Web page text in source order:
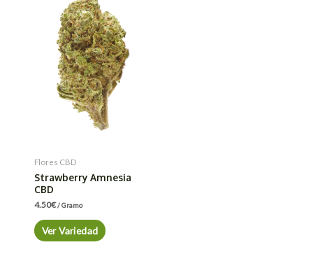
Flores CBD
Strawberry Amnesia
CBD
4.50€/ Gramo
Ver Variedad